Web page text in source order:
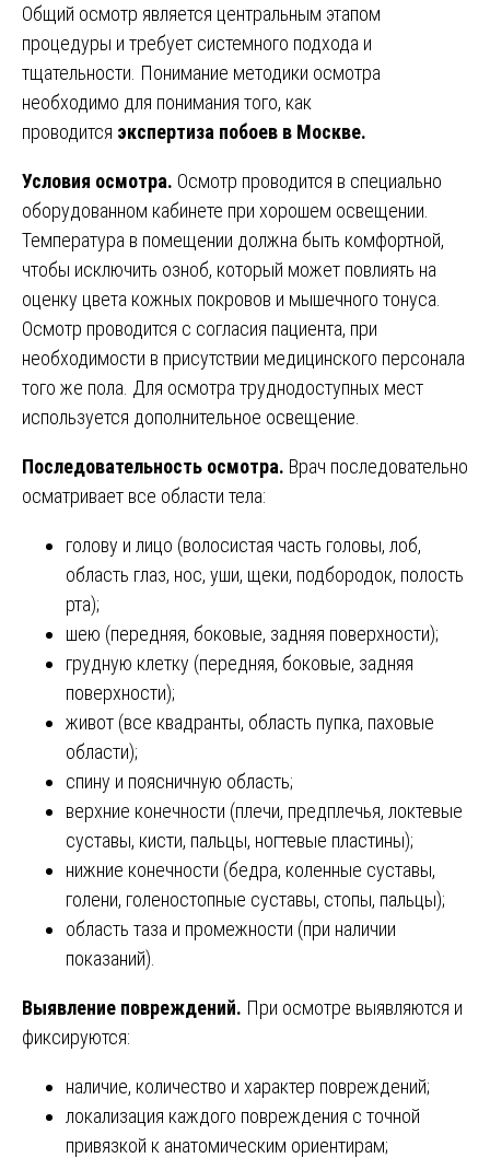
Общий осмотр является центральным этапом
процедуры и требует системного подхода и
тщательности. Понимание методики осмотра
необходимо для понимания того, как
проводится экспертиза побоев в Москве.
Условия осмотра. Осмотр проводится в специально
оборудованном кабинете при хорошем освещении.
Температура в помещении должна быть комфортной,
чтобы исключить озноб, который может повлиять на
оценку цвета кожных покровов и мышечного тонуса.
Осмотр проводится с согласия пациента, при
необходимости в присутствии медицинского персонала
того же пола. Для осмотра труднодоступных мест
используется дополнительное освещение.
Последовательность осмотра. Врач последовательно
осматривает все области тела:
голову и лицо (волосистая часть головы, лоб,
область глаз, нос, уши, щеки, подбородок, полость
рта);
шею (передняя, боковые, задняя поверхности);
грудную клетку (передняя, боковые, задняя
поверхности);
живот (все квадранты, область пупка, паховые
области);
спину и поясничную область;
верхние конечности (плечи, предплечья, локтевые
суставы, кисти, пальцы, ногтевые пластины);
нижние конечности (бедра, коленные суставы,
голени, голеностопные суставы, стопы, пальцы);
область таза и промежности (при наличии
показаний).
Выявление повреждений. При осмотре выявляются и
фиксируются:
наличие, количество и характер повреждений;
локализация каждого повреждения с точной
привязкой к анатомическим ориентирам;